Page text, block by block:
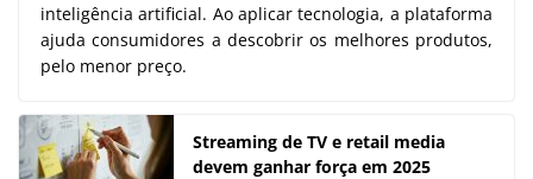
inteligência artificial. Ao aplicar tecnologia, a plataforma
ajuda consumidores a descobrir os melhores produtos,
pelo menor preço.
Streaming de TV e retail media
devem ganhar força em 2025